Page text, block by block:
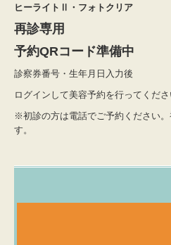
ヒーライトⅡ・フォトクリア
再診専用
予約QRコード準備中
診察券番号・生年月日入力後
ログインして美容予約を行ってくだ
※初診の方は電話でご予約ください
す。